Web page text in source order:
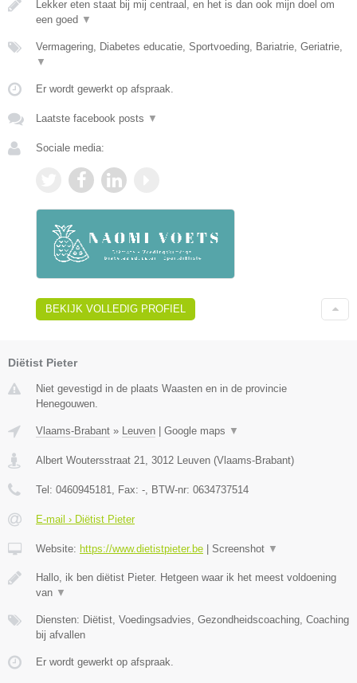
Lekker eten staat bij mij centraal, en het is dan ook mijn doel om
een goed ▼
Vermagering, Diabetes educatie, Sportvoeding, Bariatrie, Geriatrie,
▼
Er wordt gewerkt op afspraak.
Laatste facebook posts ▼
Sociale media:
BEKIJK VOLLEDIG PROFIEL
Diëtist Pieter
Niet gevestigd in de plaats Waasten en in de provincie
Henegouwen.
Vlaams-Brabant » Leuven | Google maps ▼
Albert Woutersstraat 21 3012 Leuven (Vlaams-Brabant)
Tel: 0460945181 , Fax: - , BTW-nr: 0634737514
E-mail › Diëtist Pieter
Website: https://www.dietistpieter.be | Screenshot ▼
Hallo, ik ben diëtist Pieter. Hetgeen waar ik het meest voldoening
van ▼
Diensten: Diëtist, Voedingsadvies, Gezondheidscoaching, Coaching
bij afvallen
Er wordt gewerkt op afspraak.